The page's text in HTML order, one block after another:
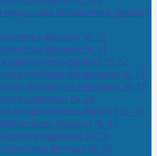
модельная библиотека-филиал
филиал № 22
филиал № 11
библиотека-филиал № 12
библиотека-филиал № 14
библиотека-филиал № 19
филиал № 20
библиотека-филиал № 16
филиал № 17
филиал № 18
филиал № 10